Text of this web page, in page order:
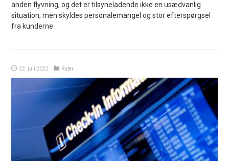
anden flyvning, og det er tilsyneladende ikke en usædvanlig
situation, men skyldes personalemangel og stor efterspørgsel
fra kunderne.
22. juli 2022 Ruter